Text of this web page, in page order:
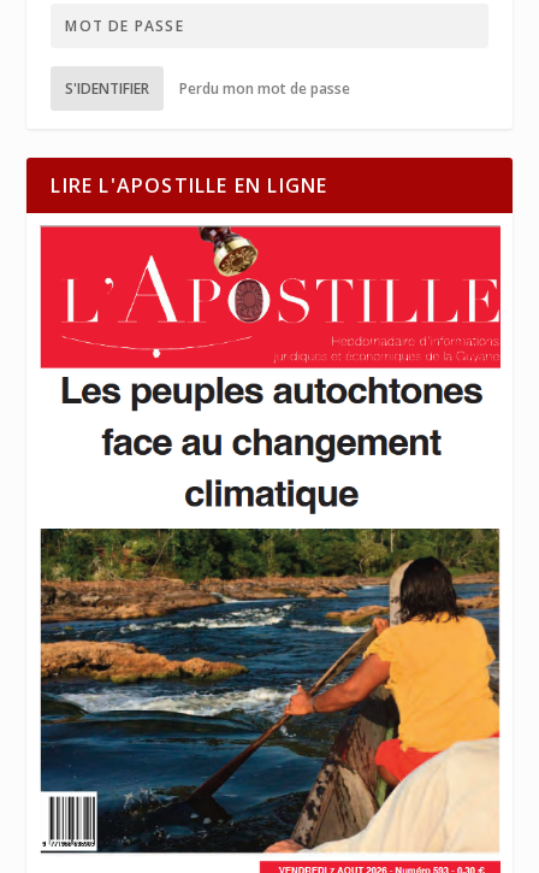
S'IDENTIFIER Perdu mon mot de passe
LIRE L'APOSTILLE EN LIGNE